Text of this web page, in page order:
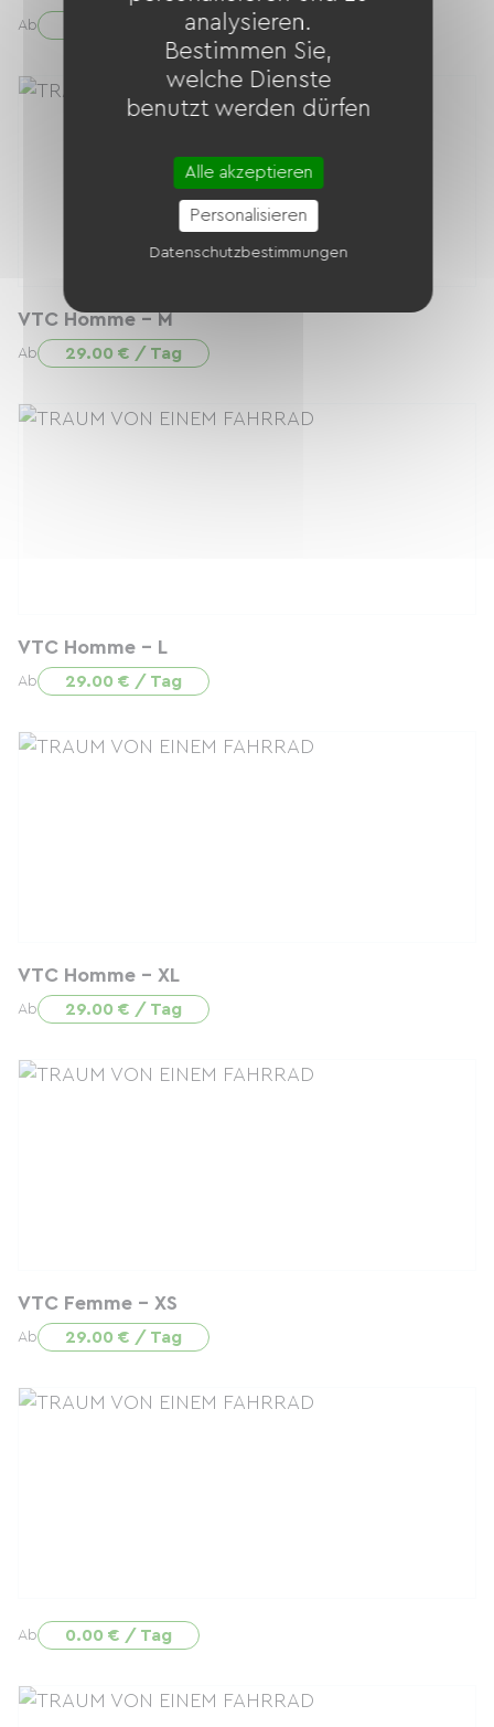
Ab
VTC Homme - M
Ab 29.00 € / Tag
VTC Homme - L
Ab 29.00 € / Tag
VTC Homme - XL
Ab 29.00 € / Tag
VTC Femme - XS
Ab 29.00 € / Tag
Ab 0.00 € / Tag
analysieren.
Bestimmen Sie,
welche Dienste
benutzt werden dürfen
Alle akzeptieren
Personalisieren
Datenschutzbestimmungen